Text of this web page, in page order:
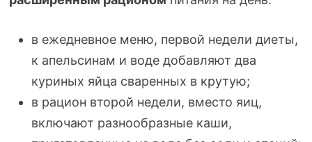
в ежедневное меню, первой недели диеты,
к апельсинам и воде добавляют два
куриных яйца сваренных в крутую;
в рацион второй недели, вместо яиц,
включают разнообразные каши,